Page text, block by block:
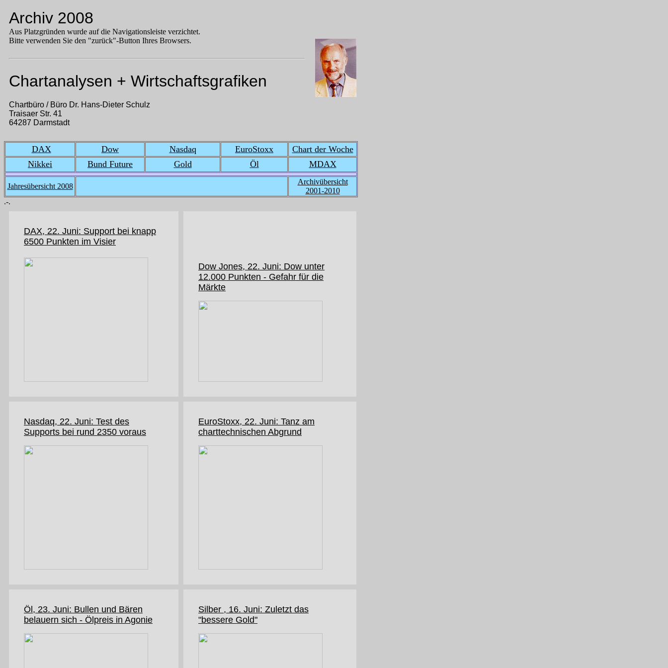
Archiv 2008
Aus Platzgründen wurde auf die Navigationsleiste verzichtet.
Bitte verwenden Sie den "zurück"-Button Ihres Browsers.
Chartanalysen + Wirtschaftsgrafiken
Chartbüro / Büro Dr. Hans-Dieter Schulz
Traisaer Str. 41
64287 Darmstadt
DAX Dow Nasdaq EuroStoxx
Chart der Woche
Nikkei
Bund Future Gold Öl MDAX
Jahresübersicht 2008
Archivübersicht
2001-2010
.-.
DAX, 22. Juni: Support bei knapp
6500 Punkten im Visier
Dow Jones, 22. Juni: Dow unter
12.000 Punkten - Gefahr für die
Märkte
Nasdaq, 22. Juni: Test des
Supports bei rund 2350 voraus
EuroStoxx, 22. Juni: Tanz am
charttechnischen Abgrund
Öl, 23. Juni: Bullen und Bären
belauern sich - Ölpreis in Agonie
Silber , 16. Juni: Zuletzt das
"bessere Gold"